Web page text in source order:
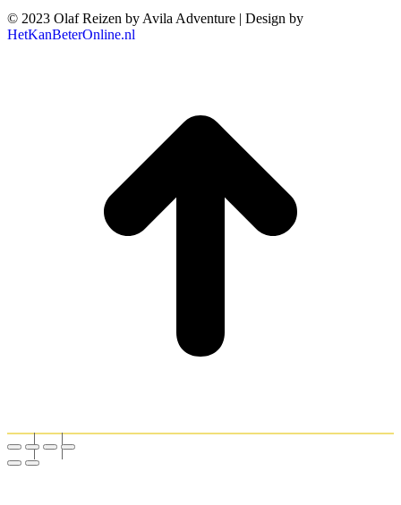
© 2023 Olaf Reizen by Avila Adventure | Design by
HetKanBeterOnline.nl